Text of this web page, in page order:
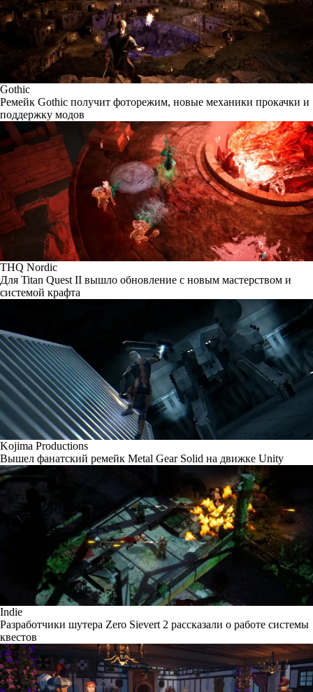
Gothic
Ремейк Gothic получит фоторежим, новые механики прокачки и
поддержку модов
THQ Nordic
Для Titan Quest II вышло обновление с новым мастерством и
системой крафта
Kojima Productions
Вышел фанатский ремейк Metal Gear Solid на движке Unity
Indie
Разработчики шутера Zero Sievert 2 рассказали о работе системы
квестов